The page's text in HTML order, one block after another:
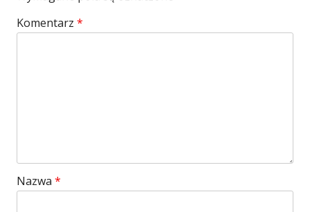
Komentarz *
Nazwa *